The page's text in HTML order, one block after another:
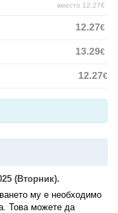
вместо 12.27€
12.27€
13.29€
12.27€
(Вторник).
му е необходимо
Това можете да